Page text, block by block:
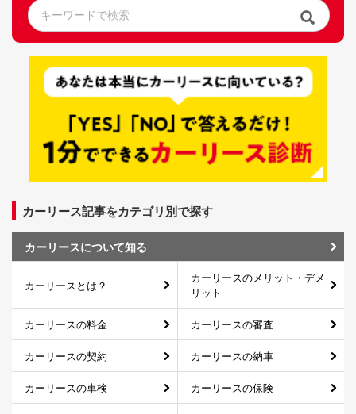
カーリース記事をカテゴリ別で探す
カーリースについて知る
カーリースとは？
カーリースのメリット・デメ
リット
カーリースの料金 カーリースの審査
カーリースの契約 カーリースの納車
カーリースの車検 カーリースの保険